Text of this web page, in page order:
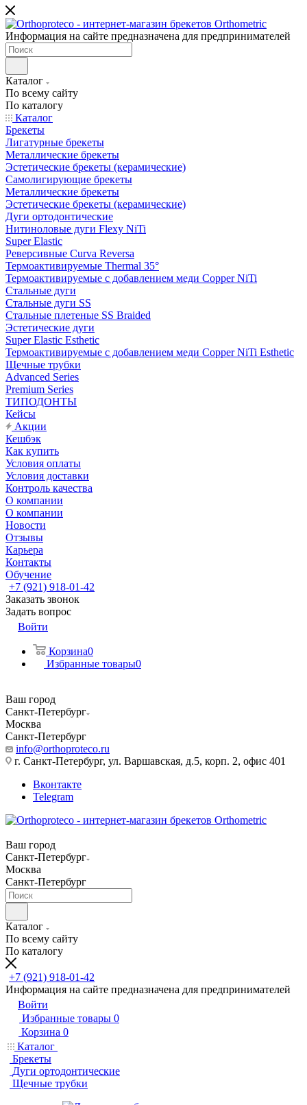
Информация на сайте предназначена для предпринимателей
Каталог
По всему сайту
По каталогу
Каталог
Брекеты
Лигатурные брекеты
Металлические брекеты
Эстетические брекеты (керамические)
Самолигирующие брекеты
Металлические брекеты
Эстетические брекеты (керамические)
Дуги ортодонтические
Нитиноловые дуги Flexy NiTi
Super Elastic
Реверсивные Curva Reversa
Термоактивируемые Thermal 35°
Термоактивируемые с добавлением меди Copper NiTi
Стальные дуги
Стальные дуги SS
Стальные плетеные SS Braided
Эстетические дуги
Super Elastic Esthetic
Термоактивируемые с добавлением меди Copper NiTi Esthetic
Щечные трубки
Advanced Series
Premium Series
ТИПОДОНТЫ
Кейсы
Акции
Кешбэк
Как купить
Условия оплаты
Условия доставки
Контроль качества
О компании
О компании
Новости
Отзывы
Карьера
Контакты
Обучение
+7 (921) 918-01-42
Заказать звонок
Задать вопрос
Войти
Корзина0
Избранные товары0
Ваш город
Санкт-Петербург
Москва
Санкт-Петербург
info@orthoproteco.ru
г. Санкт-Петербург, ул. Варшавская, д.5, корп. 2, офис 401
Вконтакте
Telegram
Ваш город
Санкт-Петербург
Москва
Санкт-Петербург
Каталог
По всему сайту
По каталогу
+7 (921) 918-01-42
Информация на сайте предназначена для предпринимателей
Войти
Избранные товары 0
Корзина 0
Каталог
Брекеты
Дуги ортодонтические
Щечные трубки